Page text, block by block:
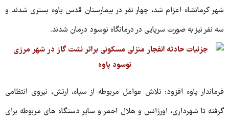
شهر کرمانشاه اعزام شد، چهار نفر در بیمارستان قدس پاوه بستری شدند و
سه نفر نیز به صورت سرپایی در درمانگاه نوسود درمان شدند.
فرماندار پاوه افزود: تلاش عوامل مربوطه از سپاه، ارتش، نیروی انتظامی
گرفته تا شهرداری، اورژانس و هلال احمر و سایر دستگاه های مربوطه برای